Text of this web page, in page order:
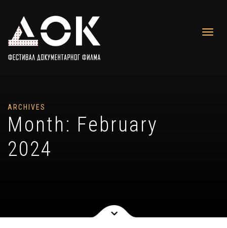
ARCHIVES
Month: February
2024